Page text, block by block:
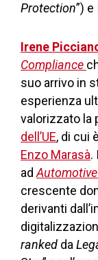
Protection”)
Irene
Compliance
suo arrivo in
esperienza
valorizzato la
dell’UE, di cui
Enzo Marasà.
ad
crescente
derivanti
ranked da